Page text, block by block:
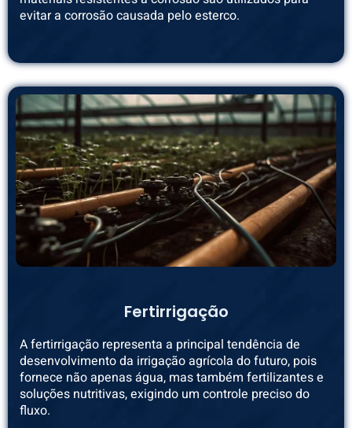
evitar a corrosão causada pelo esterco.
Fertirrigação
A fertirrigação representa a principal tendência de
desenvolvimento da irrigação agrícola do futuro, pois
fornece não apenas água, mas também fertilizantes e
soluções nutritivas, exigindo um controle preciso do
fluxo.